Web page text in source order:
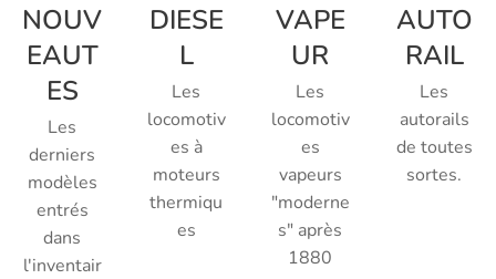
NOUV
EAUT
ES
Les
derniers
modèles
entrés
dans
l'inventair
DIESE
L
Les
locomotiv
es à
moteurs
thermiqu
es
VAPE
UR
Les
locomotiv
es
vapeurs
"moderne
s" après
1880
AUTO
RAIL
Les
autorails
de toutes
sortes.